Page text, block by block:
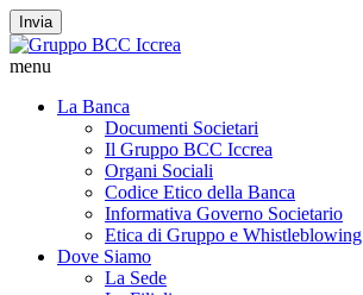
Invia
menu
La Banca
Documenti Societari
Il Gruppo BCC Iccrea
Organi Sociali
Codice Etico della Banca
Informativa Governo Societario
Etica di Gruppo e Whistleblowing
Dove Siamo
La Sede